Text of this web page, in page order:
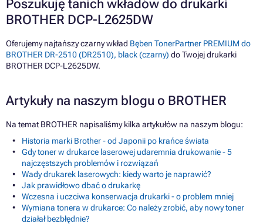
Poszukuję tanich wkładów do drukarki
BROTHER DCP-L2625DW
Oferujemy najtańszy czarny wkład Bęben TonerPartner PREMIUM do
BROTHER DR-2510 (DR2510), black (czarny) do Twojej drukarki
BROTHER DCP-L2625DW.
Artykuły na naszym blogu o BROTHER
Na temat BROTHER napisaliśmy kilka artykułów na naszym blogu:
Historia marki Brother - od Japonii po krańce świata
Gdy toner w drukarce laserowej udaremnia drukowanie - 5
najczęstszych problemów i rozwiązań
Wady drukarek laserowych: kiedy warto je naprawić?
Jak prawidłowo dbać o drukarkę
Wczesna i uczciwa konserwacja drukarki - o problem mniej
Wymiana tonera w drukarce: Co należy zrobić, aby nowy toner
działał bezbłędnie?